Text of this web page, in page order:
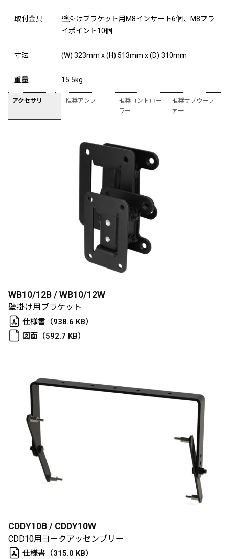
取付金具
壁掛けブラケット用M8インサート6個、M8フラ
イポイント10個
寸法 (W) 323mm x (H) 513mm x (D) 310mm
重量 15.5kg
アクセサリ 推奨アンプ
推奨コントロー
ラー
推奨サブウーフ
ァー
WB10/12B / WB10/12W
壁掛け用ブラケット
仕様書（938.6 KB）
図面（592.7 KB）
CDDY10B / CDDY10W
CDD10用ヨークアッセンブリー
仕様書（315.0 KB）